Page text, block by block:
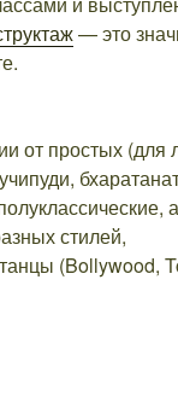
— это
от простых
стилей,
(Bollywood,